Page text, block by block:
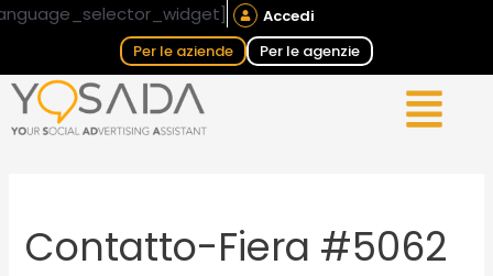
Vai
Accedi
Per le aziende
Per le agenzie
Contatto-Fiera #5062
Navigazione